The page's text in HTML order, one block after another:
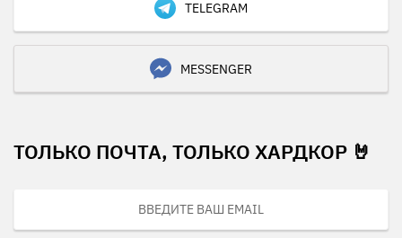
TELEGRAM
MESSENGER
ТОЛЬКО ПОЧТА, ТОЛЬКО ХАРДКОР 🤘